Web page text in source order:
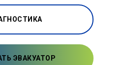
ЭВАКУАТОР